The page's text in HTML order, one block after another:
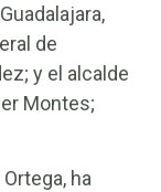
de
y el alcalde
Montes;
ha